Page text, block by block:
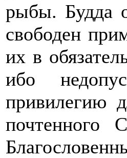
рыбы. Будда
свободен
их в
ибо
привилегию
почтенного